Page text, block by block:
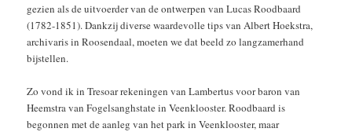
gezien als de uitvoerder van de ontwerpen van Lucas Roodbaard
(1782-1851). Dankzij diverse waardevolle tips van Albert Hoekstra,
archivaris in Roosendaal, moeten we dat beeld zo langzamerhand
bijstellen.
Zo vond ik in Tresoar rekeningen van Lambertus voor baron van
Heemstra van Fogelsanghstate in Veenklooster. Roodbaard is
begonnen met de aanleg van het park in Veenklooster, maar